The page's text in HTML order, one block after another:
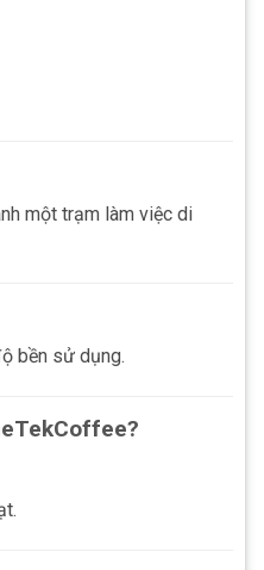
một trạm làm việc di
bền sử dụng.